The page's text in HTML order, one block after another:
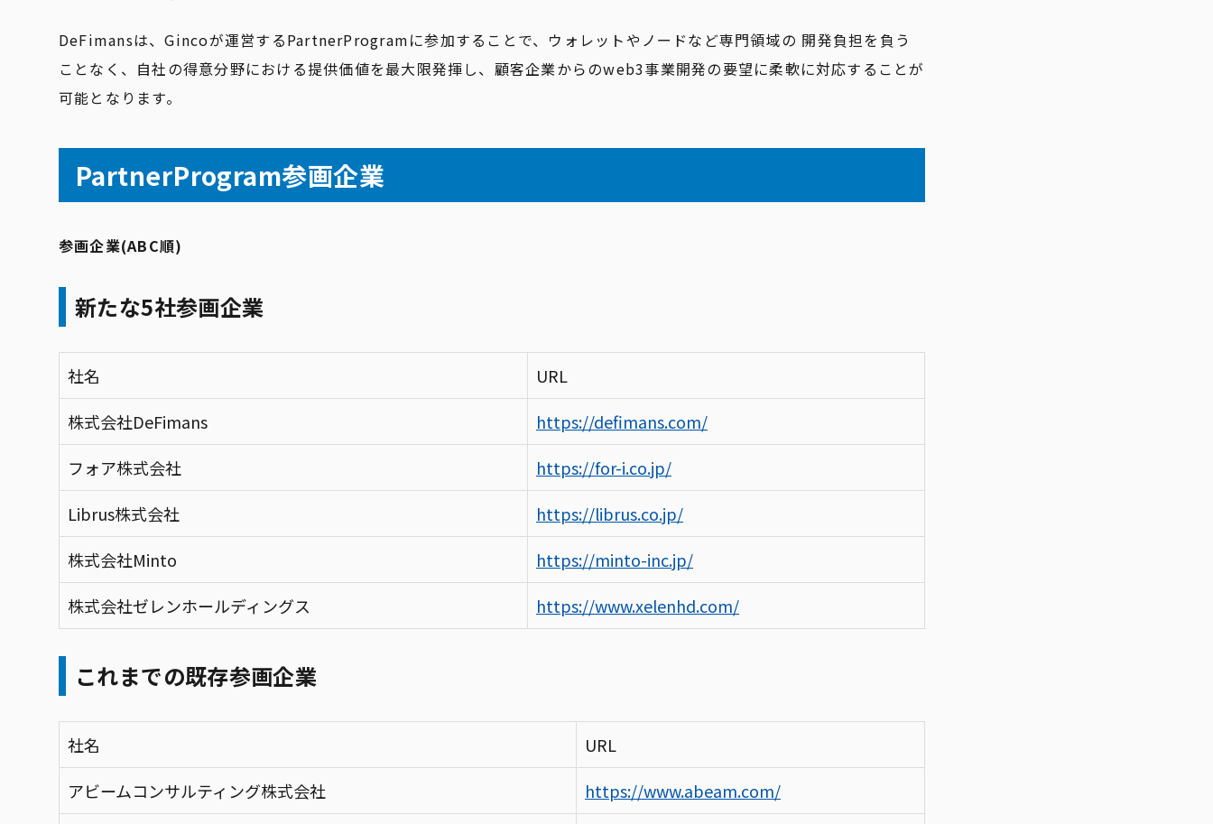
DeFimansは、Gincoが運営するPartnerProgramに参加することで、ウォレットやノードなど専門領域の 開発負担を負う
ことなく、自社の得意分野における提供価値を最大限発揮し、顧客企業からのweb3事業開発の要望に柔軟に対応することが
可能となります。
PartnerProgram参画企業
参画企業(ABC順)
新たな5社参画企業
社名
URL
株式会社DeFimans
https://defimans.com/
フォア株式会社
https://for-i.co.jp/
Librus株式会社
https://librus.co.jp/
株式会社Minto
https://minto-inc.jp/
株式会社ゼレンホールディングス
https://www.xelenhd.com/
これまでの既存参画企業
社名
URL
アビームコンサルティング株式会社
https://www.abeam.com/